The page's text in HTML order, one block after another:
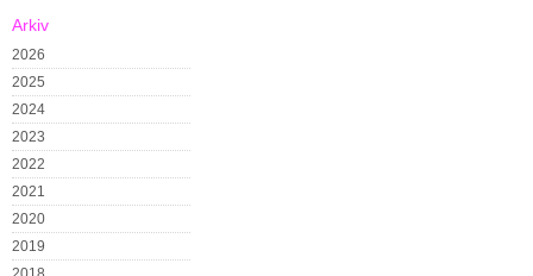
Arkiv
2026
2025
2024
2023
2022
2021
2020
2019